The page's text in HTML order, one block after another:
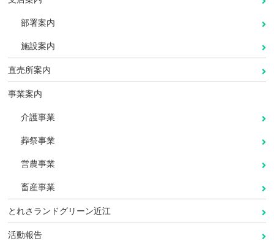
部署案内
施設案内
直売所案内
事業案内
介護事業
葬祭事業
営農事業
畜産事業
とれさランドグリーン近江
活動報告